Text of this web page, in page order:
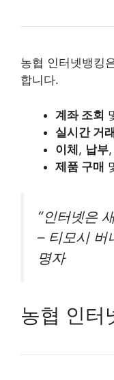
농협 인터넷뱅킹
합니다.
계좌 조회
실시간 거
이체, 납부,
제품 구매
“인터넷은
– 티모시 버
명자
농협 인터